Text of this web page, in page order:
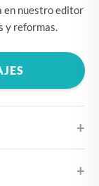
en nuestro editor
y reformas.